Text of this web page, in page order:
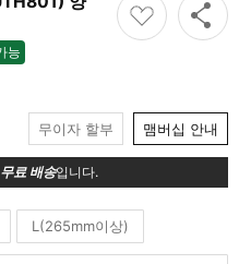
능
능
무이자 할부 맴버십 안내
무료 배송입니다.
L(265mm이상)